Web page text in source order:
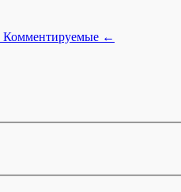
Комментируемые ←